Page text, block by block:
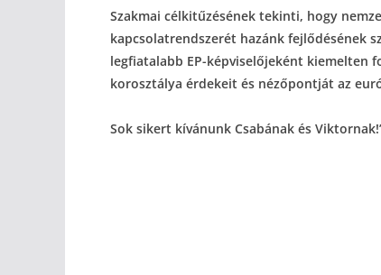
Szakmai célkitűzésének tekinti, hogy
kapcsolatrendszerét hazánk fejlődésének
legfiatalabb EP-képviselőjeként kiemelten
korosztálya érdekeit és nézőpontját az
Sok sikert kívánunk Csabának és